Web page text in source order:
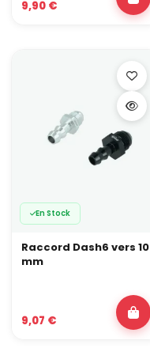
9,90 €
En Stock
Raccord Dash6 vers 10
mm
9,07 €